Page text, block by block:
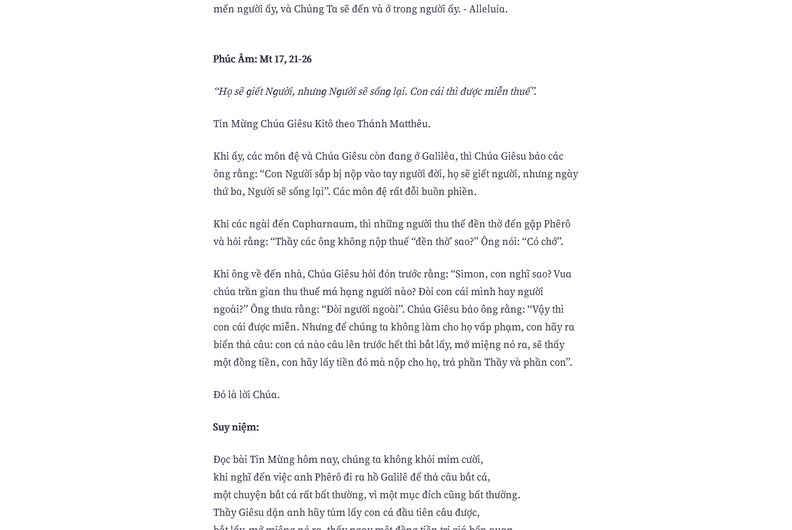
mến người ấy, và Chúng Ta sẽ đến và ở trong người ấy. - Alleluia.
Phúc Âm: Mt 17, 21-26
“Họ sẽ giết Người, nhưng Người sẽ sống lại. Con cái thì được miễn thuế”.
Tin Mừng Chúa Giêsu Kitô theo Thánh Matthêu.
Khi ấy, các môn đệ và Chúa Giêsu còn đang ở Galilêa, thì Chúa Giêsu bảo các
ông rằng: “Con Người sắp bị nộp vào tay người đời, họ sẽ giết người, nhưng ngày
thứ ba, Người sẽ sống lại”. Các môn đệ rất đỗi buồn phiền.
Khi các ngài đến Capharnaum, thì những người thu thế đền thờ đến gặp Phêrô
và hỏi rằng: “Thầy các ông không nộp thuế “đền thờ’ sao?” Ông nói: “Có chớ”.
Khi ông về đến nhà, Chúa Giêsu hỏi đón trước rằng: “Simon, con nghĩ sao? Vua
chúa trần gian thu thuế má hạng người nào? Ðòi con cái mình hay người
ngoài?” Ông thưa rằng: “Ðòi người ngoài”. Chúa Giêsu bảo ông rằng: “Vậy thì
con cái được miễn. Nhưng để chúng ta không làm cho họ vấp phạm, con hãy ra
biển thả câu: con cá nào câu lên trước hết thì bắt lấy, mở miệng nó ra, sẽ thấy
một đồng tiền, con hãy lấy tiền đó mà nộp cho họ, trả phần Thầy và phần con”.
Ðó là lời Chúa.
Suy niệm:
Đọc bài Tin Mừng hôm nay, chúng ta không khỏi mỉm cười,
khi nghĩ đến việc anh Phêrô đi ra hồ Galilê để thả câu bắt cá,
một chuyện bắt cá rất bất thường, vì một mục đích cũng bất thường.
Thầy Giêsu dặn anh hãy túm lấy con cá đầu tiên câu được,